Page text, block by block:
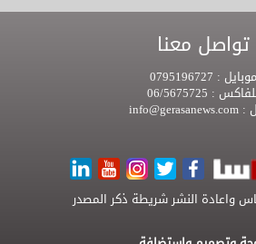
تواصل معنا
موبايل :
:
:
واعادة النشر شريطة ذكر المصدر